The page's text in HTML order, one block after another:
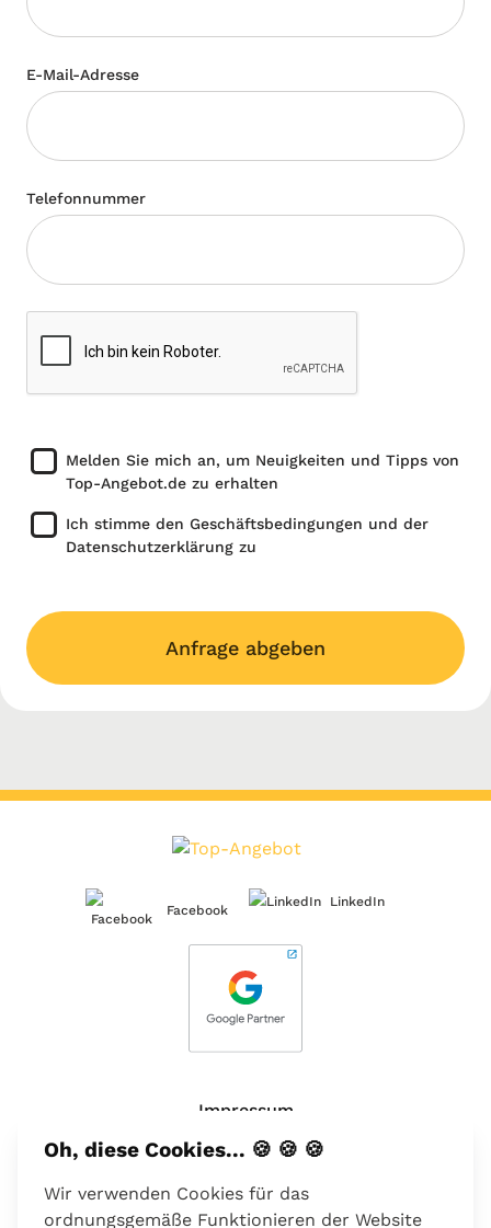
E-Mail-Adresse
Telefonnummer
Melden Sie mich an, um Neuigkeiten und Tipps von
Top-Angebot.de zu erhalten
Ich stimme den Geschäftsbedingungen und der
Datenschutzerklärung zu
Anfrage abgeben
Facebook
LinkedIn
Impressum
Über uns
Kontakt
Oh, diese Cookies... 🍪 🍪 🍪
Wir verwenden Cookies für das
ordnungsgemäße Funktionieren der Website